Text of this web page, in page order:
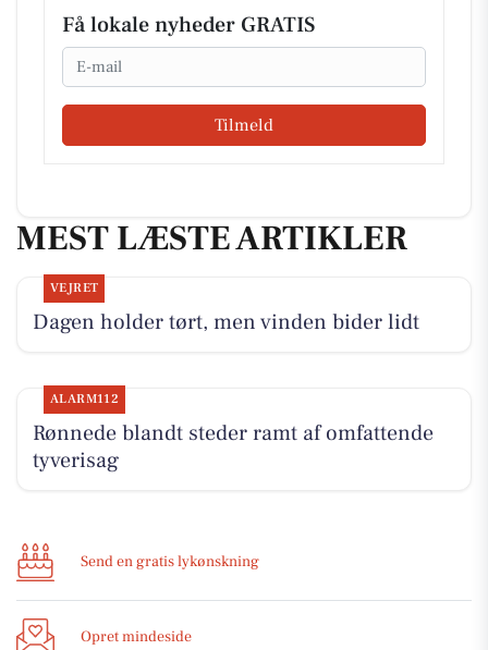
Få lokale nyheder GRATIS
Email
Tilmeld
MEST LÆSTE ARTIKLER
VEJRET
Dagen holder tørt, men vinden bider lidt
ALARM112
Rønnede blandt steder ramt af omfattende
tyverisag
Send en gratis lykønskning
Opret mindeside